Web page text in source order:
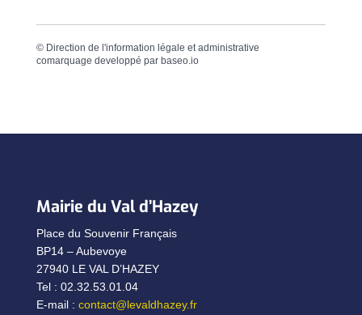
© Direction de l'information légale et administrative
comarquage developpé par baseo.io
Mairie du Val d’Hazey
Place du Souvenir Français
BP14 – Aubevoye
27940 LE VAL D’HAZEY
Tel : 02.32.53.01.04
E-mail : contact@levaldhazey.fr